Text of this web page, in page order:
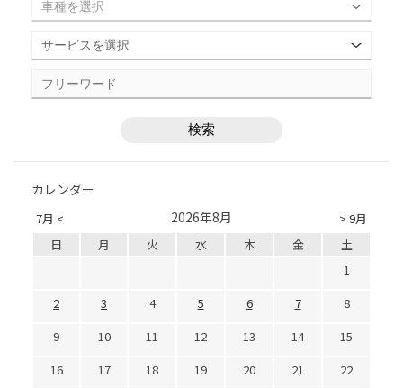
カレンダー
7月 < > 9月
2026年8月
日 月 火 水 木 金
土
1
2
3 4 5 6 7
8
9
10 11 12 13 14
15
16
17 18 19 20 21
22